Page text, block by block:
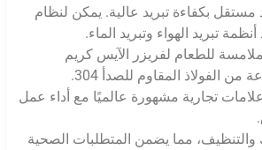
مستقل بكفاءة تبريد عالية. يمكن لنظام
أنظمة تبريد الهواء وتبريد الماء.
للطعام لفريزر الآيس كريم
الفولاذ المقاوم للصدأ 304.
تجارية مشهورة عالميًا مع أداء عمل
والتنظيف، مما يضمن المتطلبات الصحية